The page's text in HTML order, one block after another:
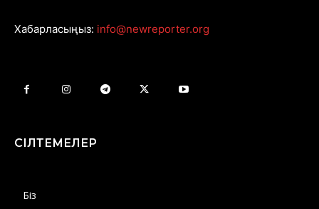
Хабарласыңыз: info@newreporter.org
СІЛТЕМЕЛЕР
Біз